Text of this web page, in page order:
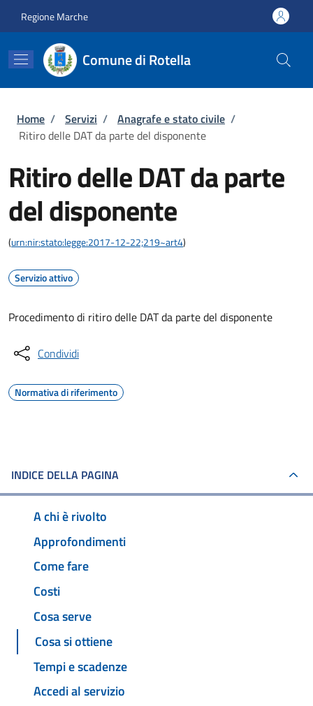
Regione Marche
Comune di Rotella
Briciole di pane
Home / Servizi / Anagrafe e stato civile /
Ritiro delle DAT da parte del disponente
Ritiro delle DAT da parte
del disponente
(urn:nir:stato:legge:2017-12-22;219~art4)
Servizio attivo
Procedimento di ritiro delle DAT da parte del disponente
Condividi
Normativa di riferimento
INDICE DELLA PAGINA
A chi è rivolto
Approfondimenti
Come fare
Costi
Cosa serve
Cosa si ottiene
Tempi e scadenze
Accedi al servizio